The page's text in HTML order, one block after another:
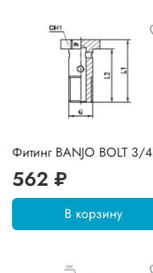
Фитинг BANJO BOLT 3/4
562 ₽
В корзину